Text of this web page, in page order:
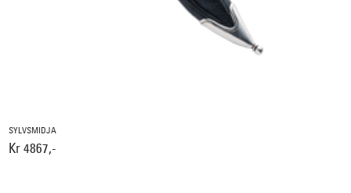
SYLVSMIDJA
Kr 4867,-